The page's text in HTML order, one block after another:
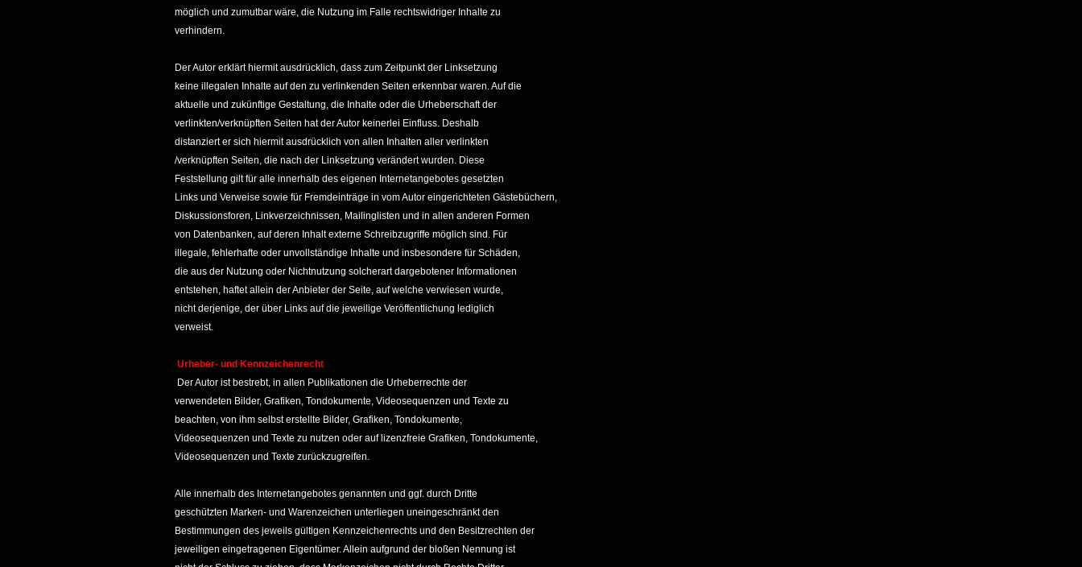
möglich und zumutbar wäre, die Nutzung im Falle rechtswidriger Inhalte zu
verhindern.
Der Autor erklärt hiermit ausdrücklich, dass zum Zeitpunkt der Linksetzung
keine illegalen Inhalte auf den zu verlinkenden Seiten erkennbar waren. Auf die
aktuelle und zukünftige Gestaltung, die Inhalte oder die Urheberschaft der
verlinkten/verknüpften Seiten hat der Autor keinerlei Einfluss. Deshalb
distanziert er sich hiermit ausdrücklich von allen Inhalten aller verlinkten
/verknüpften Seiten, die nach der Linksetzung verändert wurden. Diese
Feststellung gilt für alle innerhalb des eigenen Internetangebotes gesetzten
Links und Verweise sowie für Fremdeinträge in vom Autor eingerichteten Gästebüchern,
Diskussionsforen, Linkverzeichnissen, Mailinglisten und in allen anderen Formen
von Datenbanken, auf deren Inhalt externe Schreibzugriffe möglich sind. Für
illegale, fehlerhafte oder unvollständige Inhalte und insbesondere für Schäden,
die aus der Nutzung oder Nichtnutzung solcherart dargebotener Informationen
entstehen, haftet allein der Anbieter der Seite, auf welche verwiesen wurde,
nicht derjenige, der über Links auf die jeweilige Veröffentlichung lediglich
verweist.
Urheber- und Kennzeichenrecht
Der Autor ist bestrebt, in allen Publikationen die Urheberrechte der
verwendeten Bilder, Grafiken, Tondokumente, Videosequenzen und Texte zu
beachten, von ihm selbst erstellte Bilder, Grafiken, Tondokumente,
Videosequenzen und Texte zu nutzen oder auf lizenzfreie Grafiken, Tondokumente,
Videosequenzen und Texte zurückzugreifen.
Alle innerhalb des Internetangebotes genannten und ggf. durch Dritte
geschützten Marken- und Warenzeichen unterliegen uneingeschränkt den
Bestimmungen des jeweils gültigen Kennzeichenrechts und den Besitzrechten der
jeweiligen eingetragenen Eigentümer. Allein aufgrund der bloßen Nennung ist